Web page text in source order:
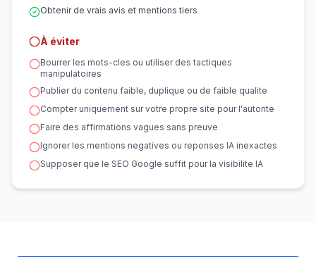
Obtenir de vrais avis et mentions tiers
À éviter
Bourrer les mots-cles ou utiliser des tactiques
manipulatoires
Publier du contenu faible, duplique ou de faible qualite
Compter uniquement sur votre propre site pour l'autorite
Faire des affirmations vagues sans preuve
Ignorer les mentions negatives ou reponses IA inexactes
Supposer que le SEO Google suffit pour la visibilite IA